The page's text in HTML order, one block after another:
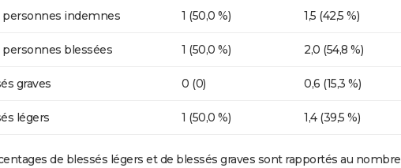
personnes indemnes 1 (50,0 %) 1,5 (42,5 %)
blessées 1 (50,0 %) 2,0 (54,8 %)
graves 0 (0) 0,6 (15,3 %)
légers 1 (50,0 %) 1,4 (39,5 %)
de blessés légers et de blessés graves sont rapportés au nombre